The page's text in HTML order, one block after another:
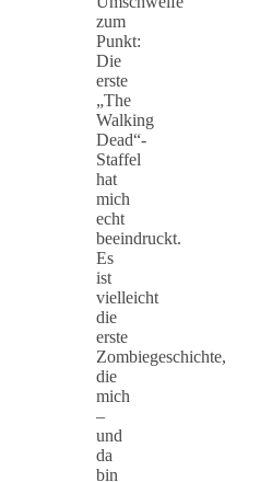
zum
Punkt:
Die
erste
„The
Walking
Dead“-
Staffel
hat
mich
echt
beeindruckt.
Es
ist
vielleicht
die
erste
Zombiegeschichte,
die
mich
–
und
da
bin